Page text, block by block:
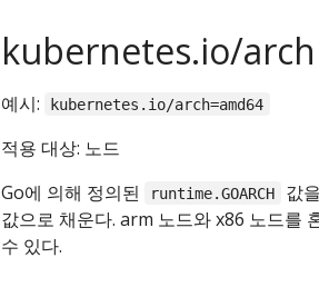
kubernetes.io/arch
예시: kubernetes.io/arch=amd64
적용 대상: 노드
Go에 의해 정의된
runtime.GOARCH
값
값으로 채운다. arm 노드와 x86 노드를
수 있다.